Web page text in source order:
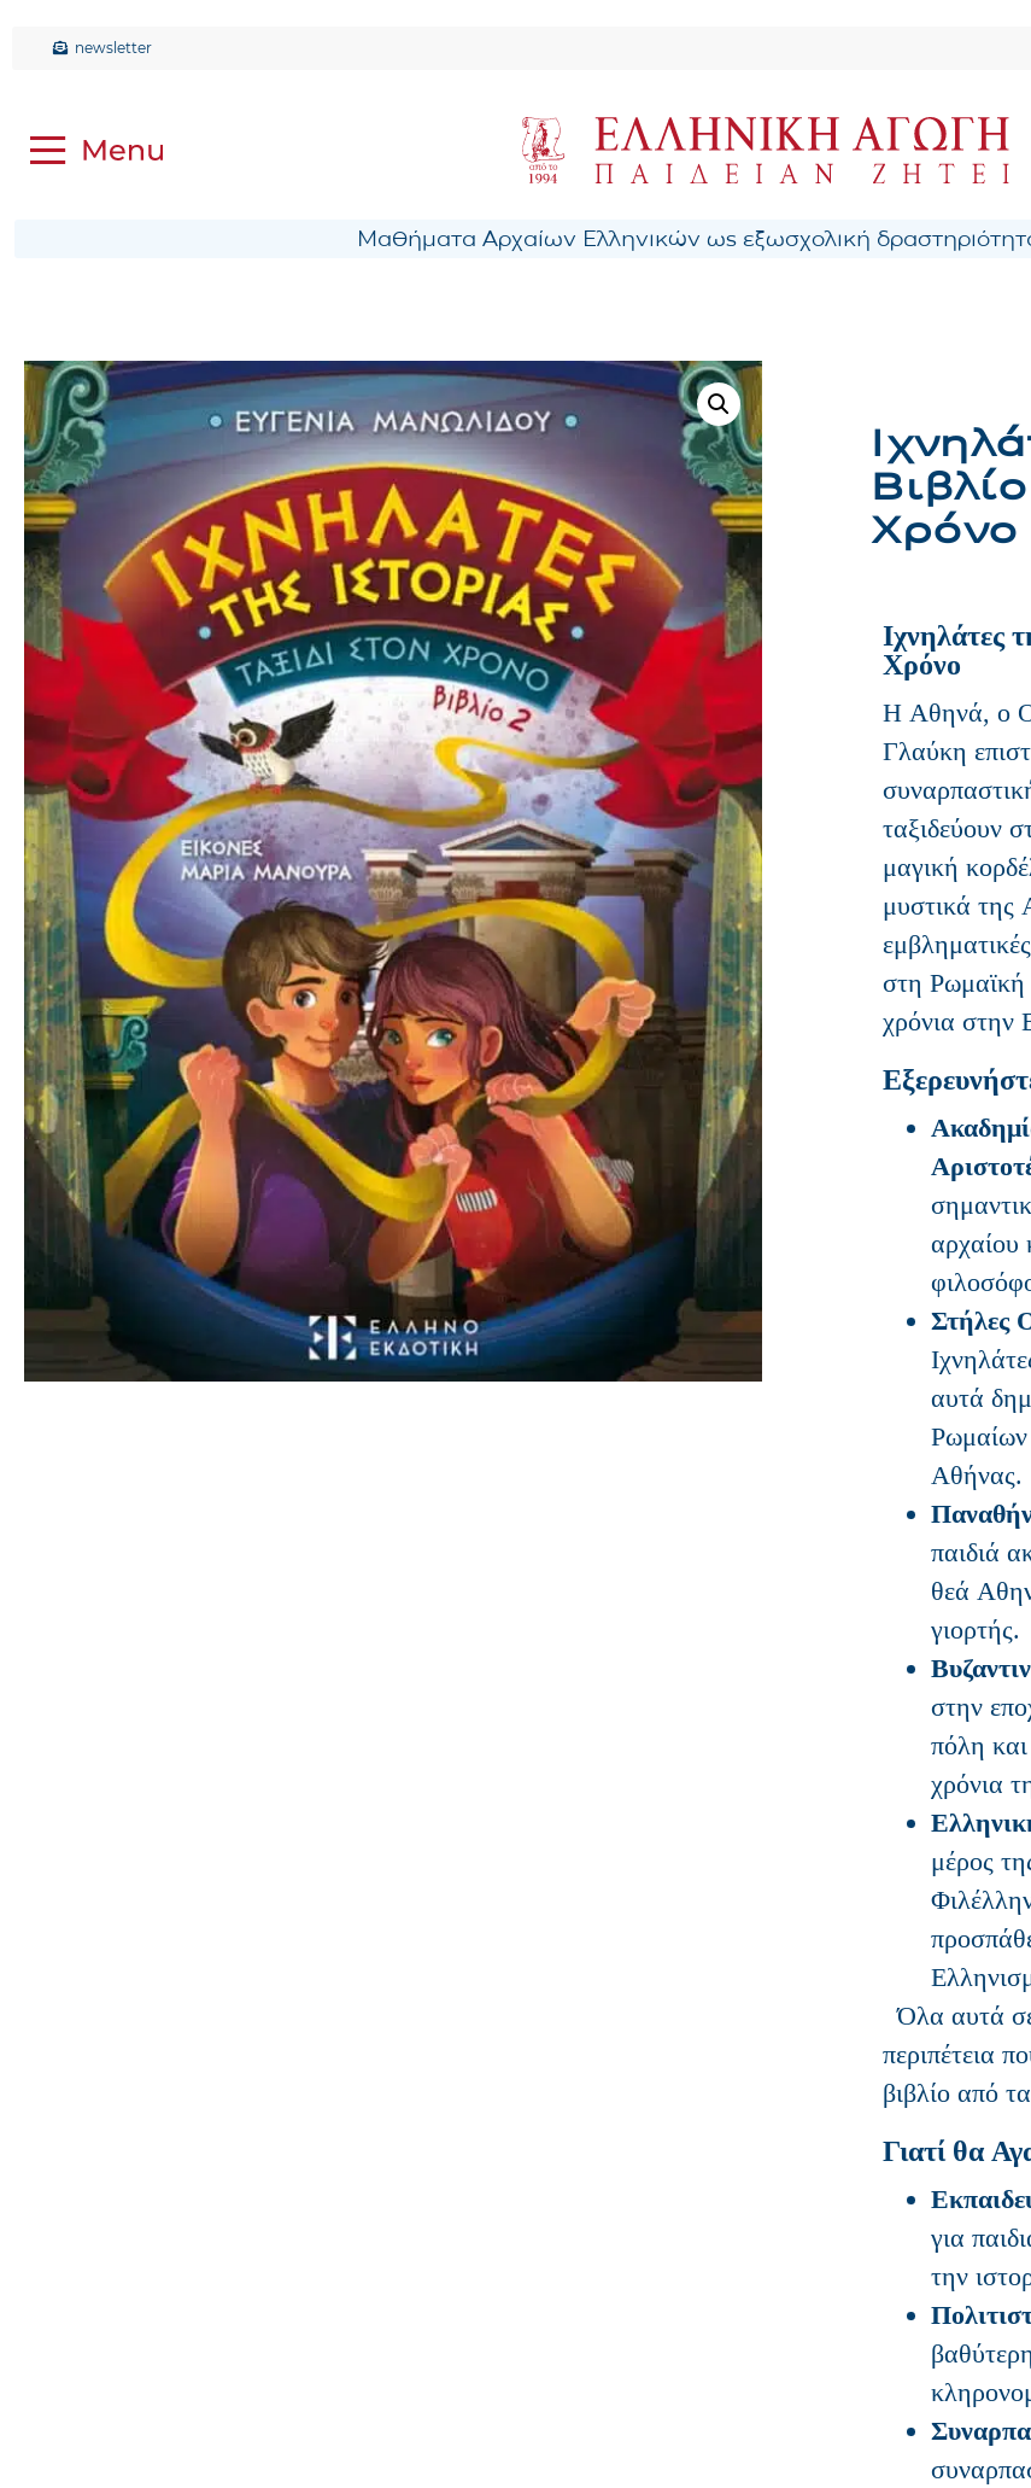
newsletter
Μαθήματα Αρχαίων Ελληνικών ως εξωσχολική
Χρόνο
Ιχνηλάτες
Χρόνο
Η Αθηνά, ο
Γλαύκη
ταξιδεύουν
μαγική
μυστικά της
στη Ρωμαϊκή
χρόνια στην
αρχαίου
Στήλες
αυτά
Ρωμαίων
Αθήνας.
παιδιά
θεά
γιορτής.
στην
πόλη
χρόνια
μέρος
Όλα αυτά σε συνδυασμό με μία συναρπαστική
περιπέτεια
βιβλίο από
Γιατί θα
για
την